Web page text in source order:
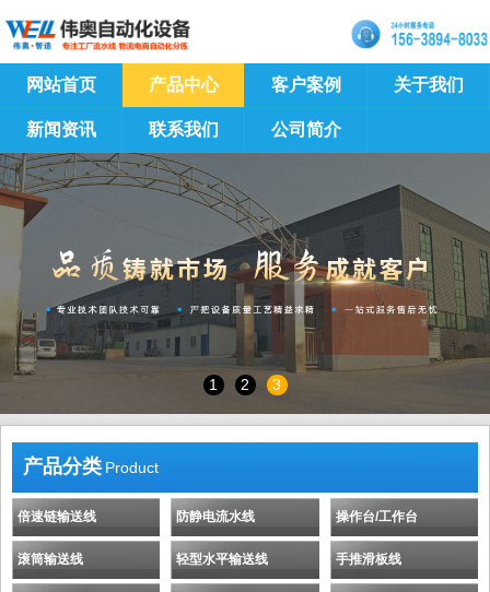
网站首页 产品中心 客户案例 关于我们
新闻资讯 联系我们 公司简介
1 2 3
产品分类 Product
倍速链输送线 防静电流水线 操作台/工作台
滚筒输送线 轻型水平输送线 手推滑板线